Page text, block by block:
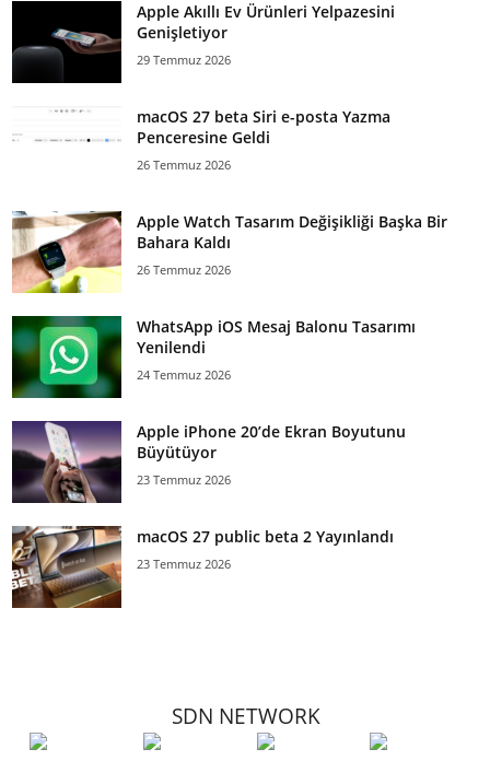
Apple Akıllı Ev Ürünleri Yelpazesini
Genişletiyor
29 Temmuz 2026
macOS 27 beta Siri e-posta Yazma
Penceresine Geldi
26 Temmuz 2026
Apple Watch Tasarım Değişikliği Başka Bir
Bahara Kaldı
26 Temmuz 2026
WhatsApp iOS Mesaj Balonu Tasarımı
Yenilendi
24 Temmuz 2026
Apple iPhone 20’de Ekran Boyutunu
Büyütüyor
23 Temmuz 2026
macOS 27 public beta 2 Yayınlandı
23 Temmuz 2026
SDN NETWORK